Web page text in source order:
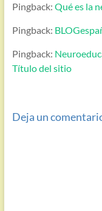
Pingback: Qué es la
Pingback:
Pingback:
Título del sitio
Deja un